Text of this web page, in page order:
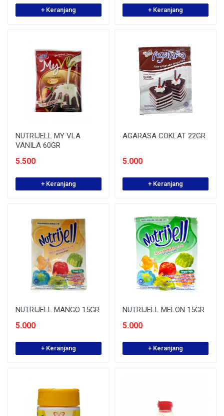
+ Keranjang + Keranjang
NUTRIJELL MY VLA
VANILA 60GR
5.500
+ Keranjang
AGARASA COKLAT 22GR
5.000
+ Keranjang
NUTRIJELL MANGO 15GR
5.000
+ Keranjang
NUTRIJELL MELON 15GR
5.000
+ Keranjang